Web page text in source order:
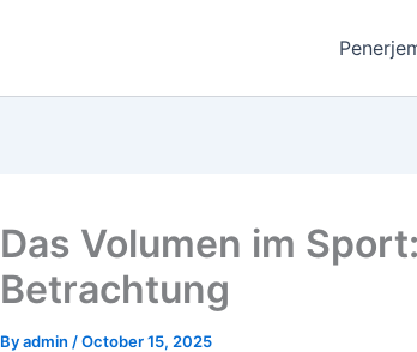
Das Volumen im
Betrachtung
Byadmin /October 15, 2025